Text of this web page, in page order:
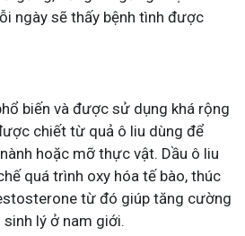
ngày sẽ thấy bệnh tình được
biến và được sử dụng khá rộng
chiết từ quả ô liu dùng để
hoặc mỡ thực vật. Dầu ô liu
quá trình oxy hóa tế bào, thúc
từ đó giúp tăng cường
lý ở nam giới.